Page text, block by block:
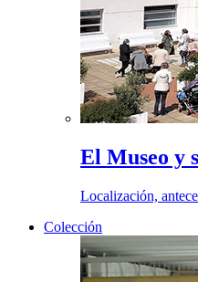
El Museo y
Localización,
Colección